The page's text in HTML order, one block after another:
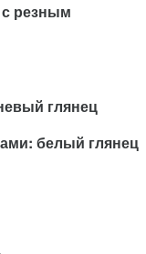
с резным
глянец
белый глянец